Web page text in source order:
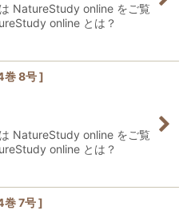
NatureStudy online をご覧
online とは？
8号 ]
NatureStudy online をご覧
online とは？
7号 ]